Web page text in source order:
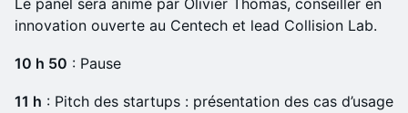
Le panel sera animé par Olivier Thomas, conseiller en
innovation ouverte au Centech et lead Collision Lab.
10 h 50 : Pause
11 h : Pitch des startups : présentation des cas d’usage